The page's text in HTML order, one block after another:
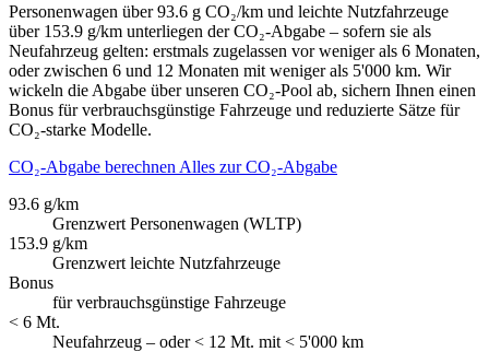
Personenwagen über 93.6 g CO₂/km und leichte Nutzfahrzeuge
über 153.9 g/km unterliegen der CO₂-Abgabe – sofern sie als
Neufahrzeug gelten: erstmals zugelassen vor weniger als 6 Monaten,
oder zwischen 6 und 12 Monaten mit weniger als 5'000 km. Wir
wickeln die Abgabe über unseren CO₂-Pool ab, sichern Ihnen einen
Bonus für verbrauchsgünstige Fahrzeuge und reduzierte Sätze für
CO₂-starke Modelle.
CO₂-Abgabe berechnen Alles zur CO₂-Abgabe
93.6 g/km
Grenzwert Personenwagen (WLTP)
153.9 g/km
Grenzwert leichte Nutzfahrzeuge
Bonus
für verbrauchsgünstige Fahrzeuge
< 6 Mt.
Neufahrzeug – oder < 12 Mt. mit < 5'000 km